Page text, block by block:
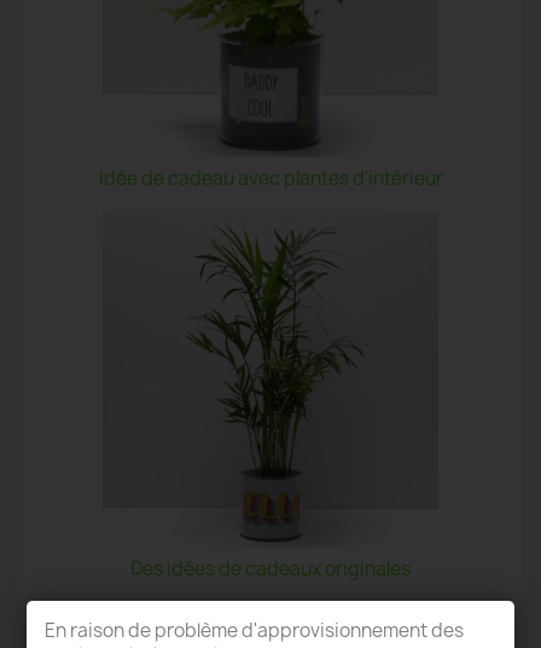
Idée de cadeau avec plantes d'intérieur
Des idées de cadeaux originales
En raison de problème d'approvisionnement des